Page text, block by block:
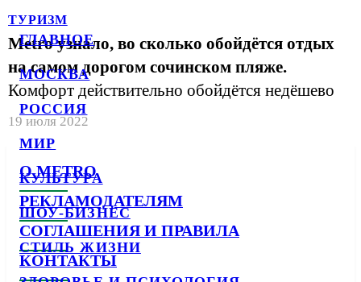
ГЛАВНОЕ
МОСКВА
РОССИЯ
МИР
КУЛЬТУРА
ШОУ-БИЗНЕС
СТИЛЬ ЖИЗНИ
ТУРИЗМ
Metro узнало, во сколько обойдётся отдых
на самом дорогом сочинском пляже.
Комфорт действительно обойдётся недёшево
19 июля 2022
О METRO
РЕКЛАМОДАТЕЛЯМ
СОГЛАШЕНИЯ И ПРАВИЛА
КОНТАКТЫ